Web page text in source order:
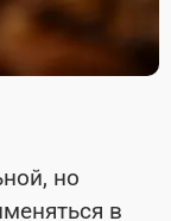
но
в